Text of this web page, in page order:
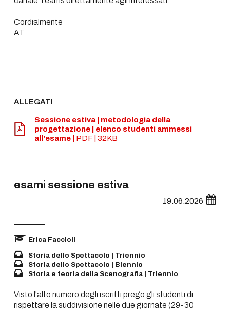
Cordialmente
AT
ALLEGATI
Sessione estiva | metodologia della
progettazione | elenco studenti ammessi
all'esame| PDF | 32KB
esami sessione estiva
19.06.2026
Erica Faccioli
Storia dello Spettacolo | Triennio
Storia dello Spettacolo | Biennio
Storia e teoria della Scenografia | Triennio
Visto l'alto numero degli iscritti prego gli studenti di
rispettare la suddivisione nelle due giornate (29-30